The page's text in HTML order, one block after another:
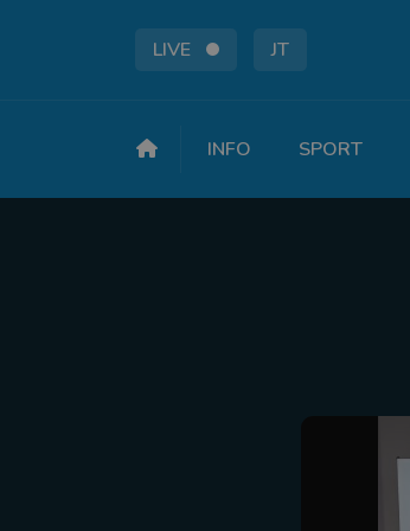
LIVE JT
INFO SPORT